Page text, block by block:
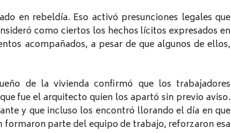
en rebeldía. Eso activó presunciones legales que
como ciertos los hechos lícitos expresados en
acompañados, a pesar de que algunos de ellos,
de la vivienda confirmó que los trabajadores
fue el arquitecto quien los apartó sin previo aviso.
y que incluso los encontró llorando el día en que
parte del equipo de trabajo, reforzaron esa